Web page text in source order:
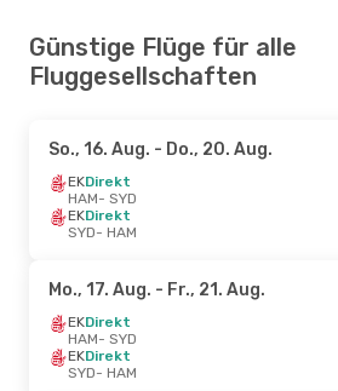
Günstige Flüge für alle
Fluggesellschaften
So., 16. Aug. - Do., 20. Aug.
EKDirekt
HAM- SYD
EKDirekt
SYD- HAM
Mo., 17. Aug. - Fr., 21. Aug.
EKDirekt
HAM- SYD
EKDirekt
SYD- HAM